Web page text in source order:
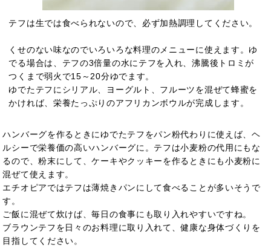
テフは生では食べられないので、必ず加熱調理してください。
くせのない味なのでいろいろな料理のメニューに使えます。ゆ
でる場合は、テフの3倍量の水にテフを入れ、沸騰後トロミが
つくまで弱火で15～20分ゆでます。
ゆでたテフにシリアル、ヨーグルト、フルーツを混ぜて蜂蜜を
かければ、栄養たっぷりのアフリカンボウルが完成します。
ハンバーグを作るときにゆでたテフをパン粉代わりに使えば、ヘ
ルシーで栄養価の高いハンバーグに。テフは小麦粉の代用にもな
るので、粉末にして、ケーキやクッキーを作るときにも小麦粉に
混ぜて使えます。
エチオピアではテフは薄焼きパンにして食べることが多いそうで
す。
ご飯に混ぜて炊けば、毎日の食事にも取り入れやすいですね。
ブラウンテフを日々のお料理に取り入れて、健康な身体づくりを
目指してください。